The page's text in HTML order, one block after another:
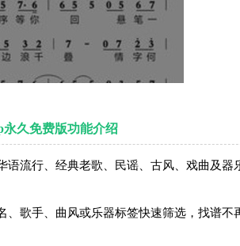
永久免费版功能介绍
语流行、经典老歌、民谣、古风、戏曲及器
、歌手、曲风或乐器标签快速筛选，找谱不